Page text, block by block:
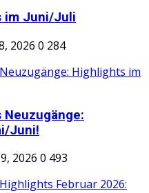
im Juni/Juli
2026 0 284
Neuzugänge:
Juni!
2026 0 493